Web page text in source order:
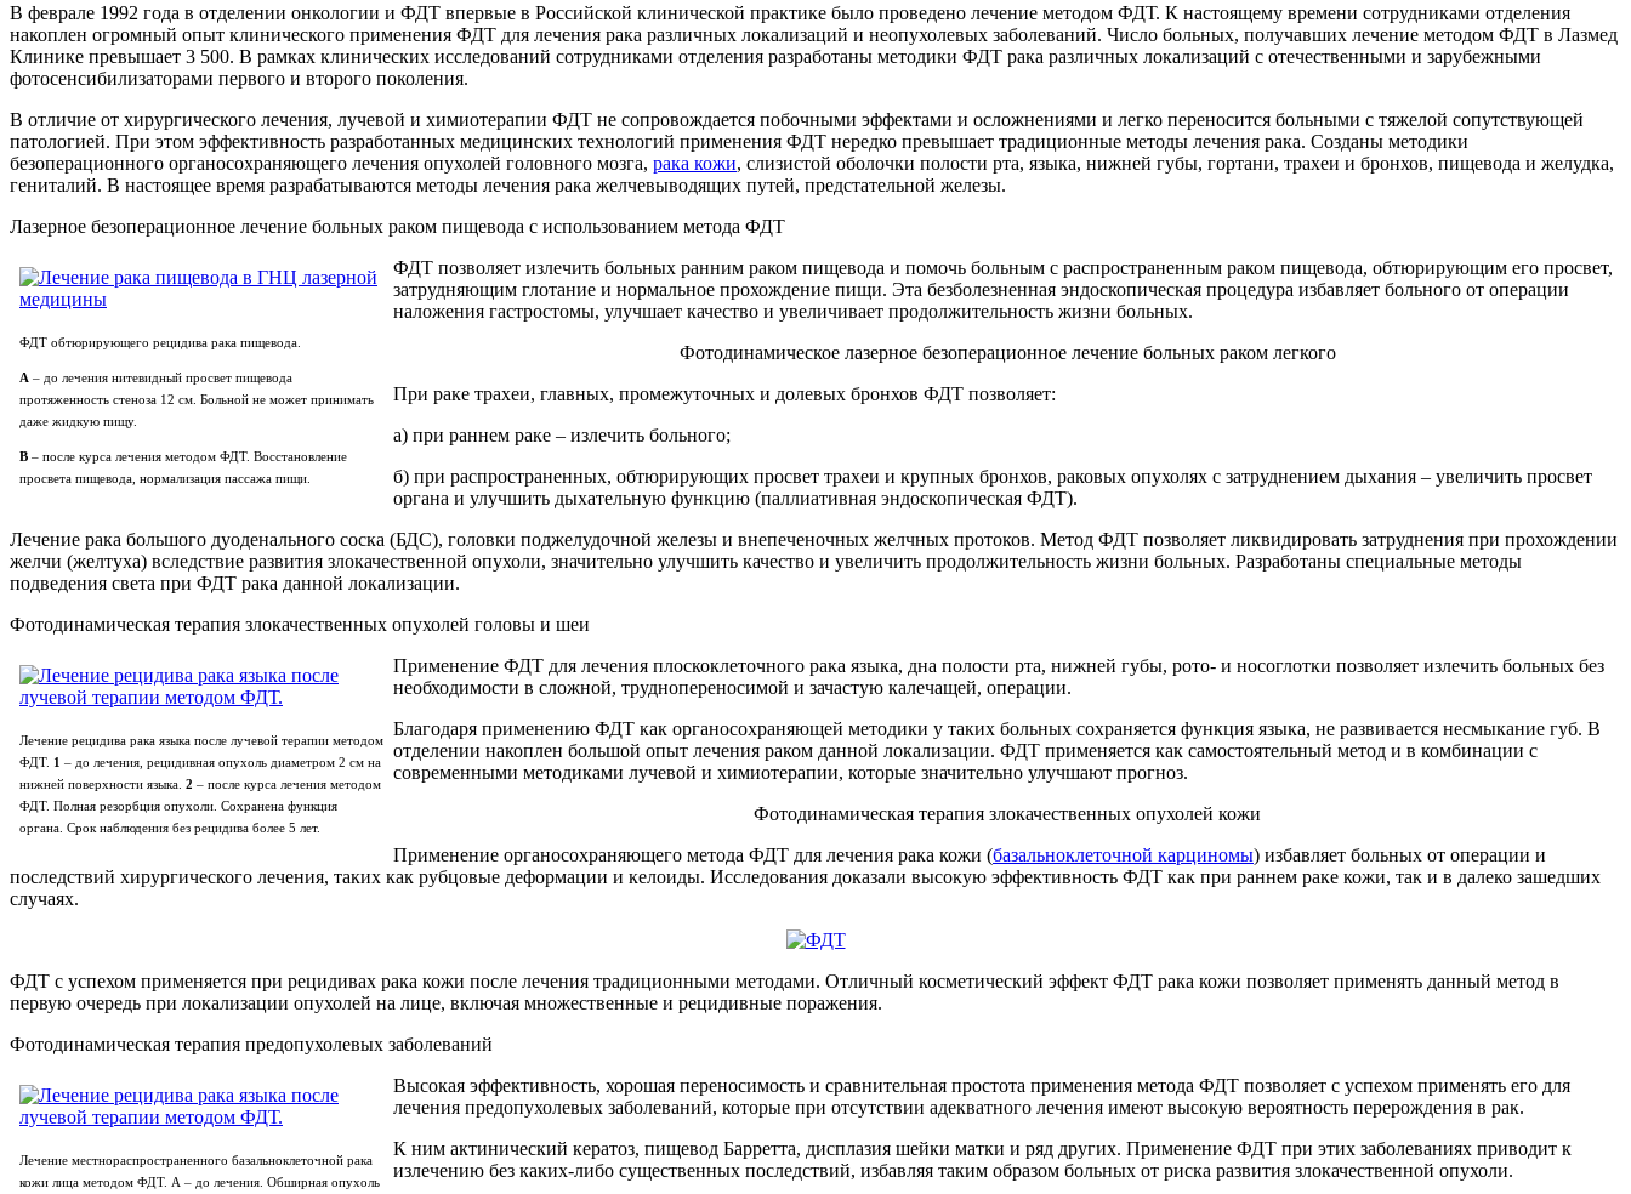
В феврале 1992 года в отделении онкологии и ФДТ впервые в Российской клинической практике было проведено лечение методом ФДТ. К настоящему времени сотрудниками отделения
накоплен огромный опыт клинического применения ФДТ для лечения рака различных локализаций и неопухолевых заболеваний. Число больных, получавших лечение методом ФДТ в Лазмед
Клинике превышает 3 500. В рамках клинических исследований сотрудниками отделения разработаны методики ФДТ рака различных локализаций с отечественными и зарубежными
фотосенсибилизаторами первого и второго поколения.
В отличие от хирургического лечения, лучевой и химиотерапии ФДТ не сопровождается побочными эффектами и осложнениями и легко переносится больными с тяжелой сопутствующей
патологией. При этом эффективность разработанных медицинских технологий применения ФДТ нередко превышает традиционные методы лечения рака. Созданы методики
безоперационного органосохраняющего лечения опухолей головного мозга, рака кожи, слизистой оболочки полости рта, языка, нижней губы, гортани, трахеи и бронхов, пищевода и желудка,
гениталий. В настоящее время разрабатываются методы лечения рака желчевыводящих путей, предстательной железы.
Лазерное безоперационное лечение больных раком пищевода с использованием метода ФДТ
ФДТ обтюрирующего рецидива рака пищевода.
А – до лечения нитевидный просвет пищевода
протяженность стеноза 12 см. Больной не может принимать
даже жидкую пищу.
В – после курса лечения методом ФДТ. Восстановление
просвета пищевода, нормализация пассажа пищи.
ФДТ позволяет излечить больных ранним раком пищевода и помочь больным с распространенным раком пищевода, обтюрирующим его просвет,
затрудняющим глотание и нормальное прохождение пищи. Эта безболезненная эндоскопическая процедура избавляет больного от операции
наложения гастростомы, улучшает качество и увеличивает продолжительность жизни больных.
Фотодинамическое лазерное безоперационное лечение больных раком легкого
При раке трахеи, главных, промежуточных и долевых бронхов ФДТ позволяет:
а) при раннем раке – излечить больного;
б) при распространенных, обтюрирующих просвет трахеи и крупных бронхов, раковых опухолях с затруднением дыхания – увеличить просвет
органа и улучшить дыхательную функцию (паллиативная эндоскопическая ФДТ).
Лечение рака большого дуоденального соска (БДС), головки поджелудочной железы и внепеченочных желчных протоков. Метод ФДТ позволяет ликвидировать затруднения при прохождении
желчи (желтуха) вследствие развития злокачественной опухоли, значительно улучшить качество и увеличить продолжительность жизни больных. Разработаны специальные методы
подведения света при ФДТ рака данной локализации.
Фотодинамическая терапия злокачественных опухолей головы и шеи
Лечение рецидива рака языка после лучевой терапии методом
ФДТ. 1 – до лечения, рецидивная опухоль диаметром 2 см на
нижней поверхности языка. 2 – после курса лечения методом
ФДТ. Полная резорбция опухоли. Сохранена функция
органа. Срок наблюдения без рецидива более 5 лет.
Применение ФДТ для лечения плоскоклеточного рака языка, дна полости рта, нижней губы, рото- и носоглотки позволяет излечить больных без
необходимости в сложной, труднопереносимой и зачастую калечащей, операции.
Благодаря применению ФДТ как органосохраняющей методики у таких больных сохраняется функция языка, не развивается несмыкание губ. В
отделении накоплен большой опыт лечения раком данной локализации. ФДТ применяется как самостоятельный метод и в комбинации с
современными методиками лучевой и химиотерапии, которые значительно улучшают прогноз.
Фотодинамическая терапия злокачественных опухолей кожи
Применение органосохраняющего метода ФДТ для лечения рака кожи (базальноклеточной карциномы) избавляет больных от операции и
последствий хирургического лечения, таких как рубцовые деформации и келоиды. Исследования доказали высокую эффективность ФДТ как при раннем раке кожи, так и в далеко зашедших
случаях.
ФДТ с успехом применяется при рецидивах рака кожи после лечения традиционными методами. Отличный косметический эффект ФДТ рака кожи позволяет применять данный метод в
первую очередь при локализации опухолей на лице, включая множественные и рецидивные поражения.
Фотодинамическая терапия предопухолевых заболеваний
Лечение местнораспространенного базальноклеточной рака
кожи лица методом ФДТ. А – до лечения. Обширная опухоль
Высокая эффективность, хорошая переносимость и сравнительная простота применения метода ФДТ позволяет с успехом применять его для
лечения предопухолевых заболеваний, которые при отсутствии адекватного лечения имеют высокую вероятность перерождения в рак.
К ним актинический кератоз, пищевод Барретта, дисплазия шейки матки и ряд других. Применение ФДТ при этих заболеваниях приводит к
излечению без каких-либо существенных последствий, избавляя таким образом больных от риска развития злокачественной опухоли.